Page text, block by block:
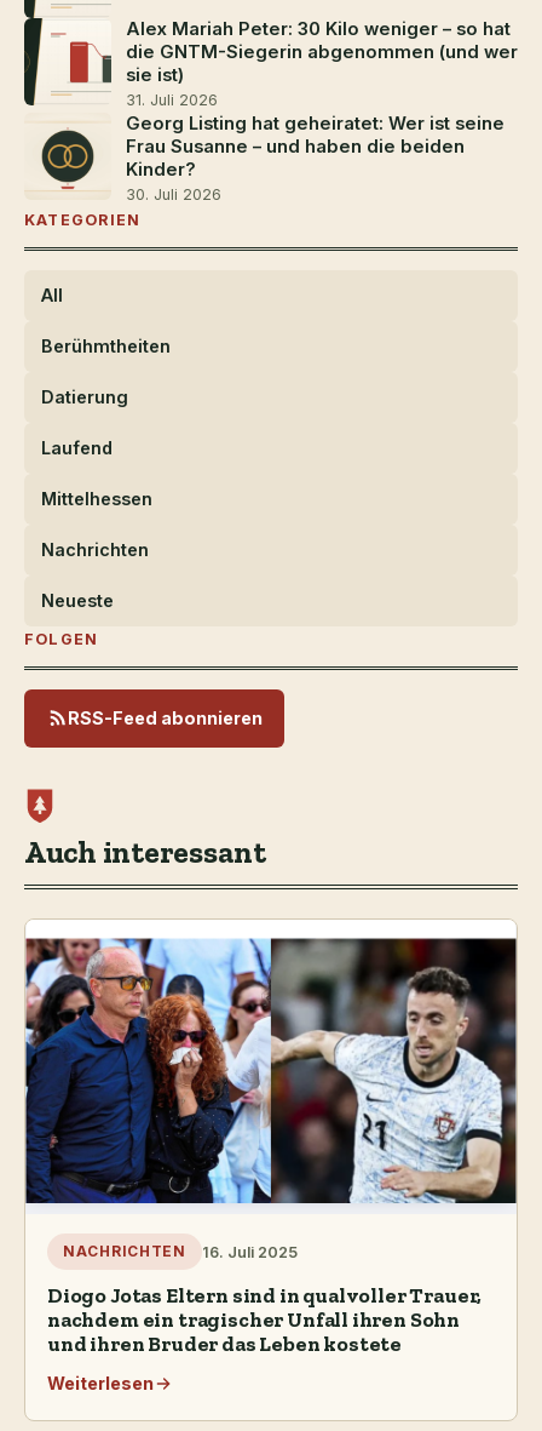
Alex Mariah Peter: 30 Kilo weniger – so hat
die GNTM-Siegerin abgenommen (und wer
sie ist)
31. Juli 2026
Georg Listing hat geheiratet: Wer ist seine
Frau Susanne – und haben die beiden
Kinder?
30. Juli 2026
KATEGORIEN
All
Berühmtheiten
Datierung
Laufend
Mittelhessen
Nachrichten
Neueste
FOLGEN
RSS-Feed abonnieren
Auch interessant
NACHRICHTEN 16. Juli 2025
Diogo Jotas Eltern sind in qualvoller Trauer,
nachdem ein tragischer Unfall ihren Sohn
und ihren Bruder das Leben kostete
Weiterlesen